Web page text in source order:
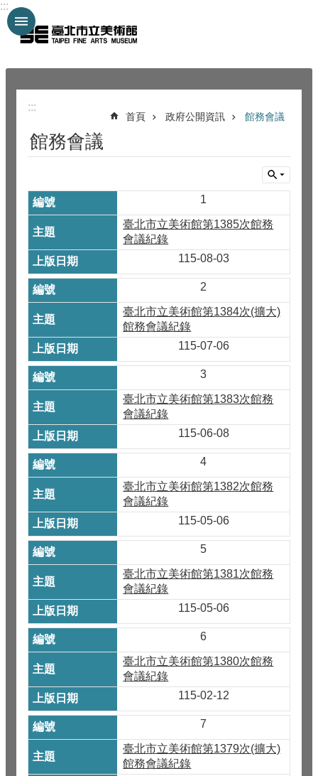
跳到主要內容區塊
:::
:::
首頁 政府公開資訊 館務會議
館務會議
1
臺北市立美術館第1385次館務
會議紀錄
115-08-03
2
臺北市立美術館第1384次(擴大)
館務會議紀錄
115-07-06
3
臺北市立美術館第1383次館務
會議紀錄
115-06-08
4
臺北市立美術館第1382次館務
會議紀錄
115-05-06
5
臺北市立美術館第1381次館務
會議紀錄
115-05-06
6
臺北市立美術館第1380次館務
會議紀錄
115-02-12
7
臺北市立美術館第1379次(擴大)
館務會議紀錄